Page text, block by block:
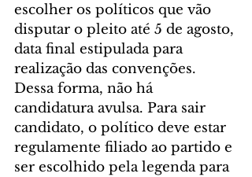
escolher os políticos que vão
disputar o pleito até 5 de agosto,
data final estipulada para
realização das convenções.
Dessa forma, não há
candidatura avulsa. Para sair
candidato, o político deve estar
regulamente filiado ao partido e
ser escolhido pela legenda para